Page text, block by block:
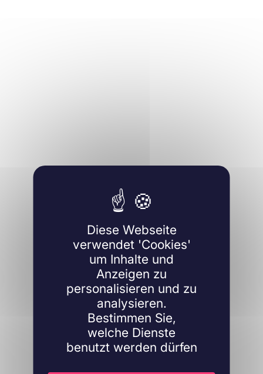
Diese Webseite
verwendet 'Cookies'
um Inhalte und
Anzeigen zu
personalisieren und zu
analysieren.
Bestimmen Sie,
welche Dienste
benutzt werden dürfen